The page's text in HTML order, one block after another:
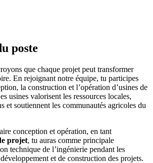
poste
que chaque projet peut transformer
En rejoignant notre équipe, tu participes
la construction et l’opération d’usines de
usines valorisent les ressources locales,
et soutiennent les communautés agricoles du
conception et opération, en tant
projet, tu auras comme principale
technique de l’ingénierie pendant les
et de construction des projets.